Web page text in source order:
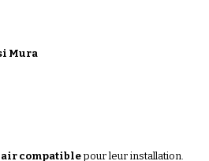
Mura
air compatiblepour leur installation.